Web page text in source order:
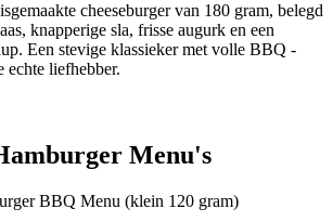
cheeseburger van 180 gram, belegd
knapperige sla, frisse augurk en een
Een stevige klassieker met volle BBQ -
echte liefhebber.
Menu's